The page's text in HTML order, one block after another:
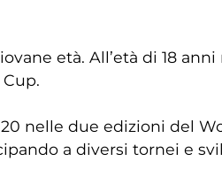
età. All’età di 18
nelle due edizioni del
a diversi tornei e